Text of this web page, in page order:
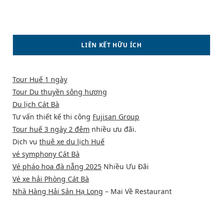
LIÊN KẾT HỮU ÍCH
Tour Huế 1 ngày
Tour Du thuyền sông hương
Du lịch Cát Bà
Tư vấn thiết kế thi công Fujisan Group
Tour huế 3 ngày 2 đêm nhiều ưu đãi.
Dịch vụ thuê xe du lịch Huế
vé symphony Cát Bà
Vé pháo hoa đà nẵng 2025 Nhiều Ưu Đãi
Vé xe hải Phòng Cát Bà
Nhà Hàng Hải Sản Hạ Long – Mai Về Restaurant